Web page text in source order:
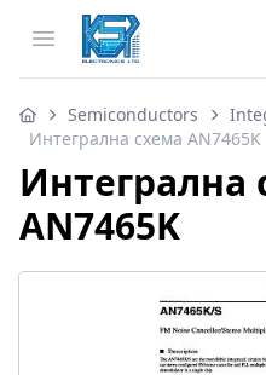
Open menu
Semiconductors
Интегрална схема AN7465K
Интегрална
AN7465K